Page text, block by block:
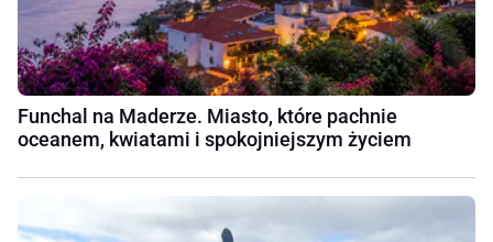
Funchal na Maderze. Miasto, które pachnie
oceanem, kwiatami i spokojniejszym życiem